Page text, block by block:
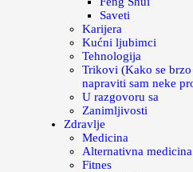
Saveti
Karijera
Kućni ljubimci
Tehnologija
Trikovi (Kako se
napraviti sam neke
U razgovoru sa
Zanimljivosti
Zdravlje
Medicina
Alternativna medicina
Fitnes